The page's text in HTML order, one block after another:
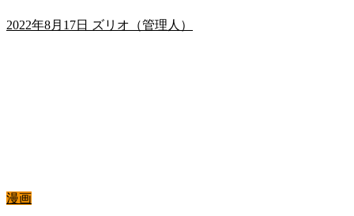
2022年8月17日 ズリオ（管理人）
漫画